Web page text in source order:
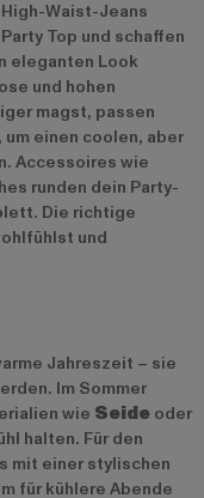
Waist-Jeans
Top und schaffen
eleganten Look
und hohen
magst, passen
einen coolen, aber
Accessoires wie
runden dein Party-
Die richtige
und
Jahreszeit – sie
Im Sommer
wie Seide oder
halten. Für den
mit einer stylischen
für kühlere Abende